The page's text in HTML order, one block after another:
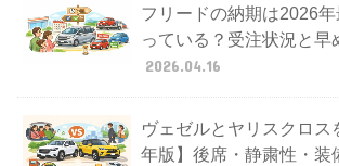
フリードの納期は2026
っている？受注状況と早
2026.04.16
ヴェゼルとヤリスクロス
年版】後席・静粛性・装